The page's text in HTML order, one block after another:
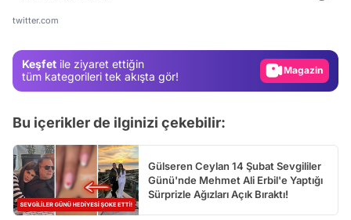
twitter.com
Keşfet ile ziyaret ettiğin
tüm kategorileri tek akışta gör!
Video
Bu içerikler de ilginizi çekebilir:
Gülseren Ceylan 14 Şubat Sevgililer
Günü'nde Mehmet Ali Erbil'e Yaptığı
Sürprizle Ağızları Açık Bıraktı!